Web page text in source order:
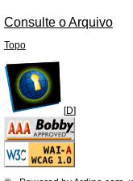
Consulte o Arquivo
Topo
[D]